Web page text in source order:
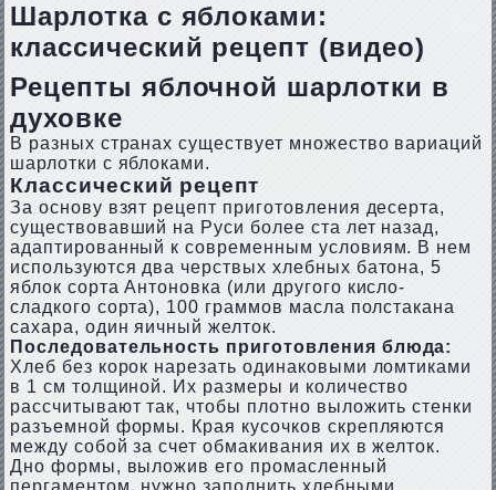
Шарлотка с яблоками:
классический рецепт (видео)
Рецепты яблочной шарлотки в
духовке
В разных странах существует множество вариаций
шарлотки с яблоками.
Классический рецепт
За основу взят рецепт приготовления десерта,
существовавший на Руси более ста лет назад,
адаптированный к современным условиям. В нем
используются два черствых хлебных батона, 5
яблок сорта Антоновка (или другого кисло-
сладкого сорта), 100 граммов масла полстакана
сахара, один яичный желток.
Последовательность приготовления блюда:
Хлеб без корок нарезать одинаковыми ломтиками
в 1 см толщиной. Их размеры и количество
рассчитывают так, чтобы плотно выложить стенки
разъемной формы. Края кусочков скрепляются
между собой за счет обмакивания их в желток.
Дно формы, выложив его промасленный
пергаментом, нужно заполнить хлебными